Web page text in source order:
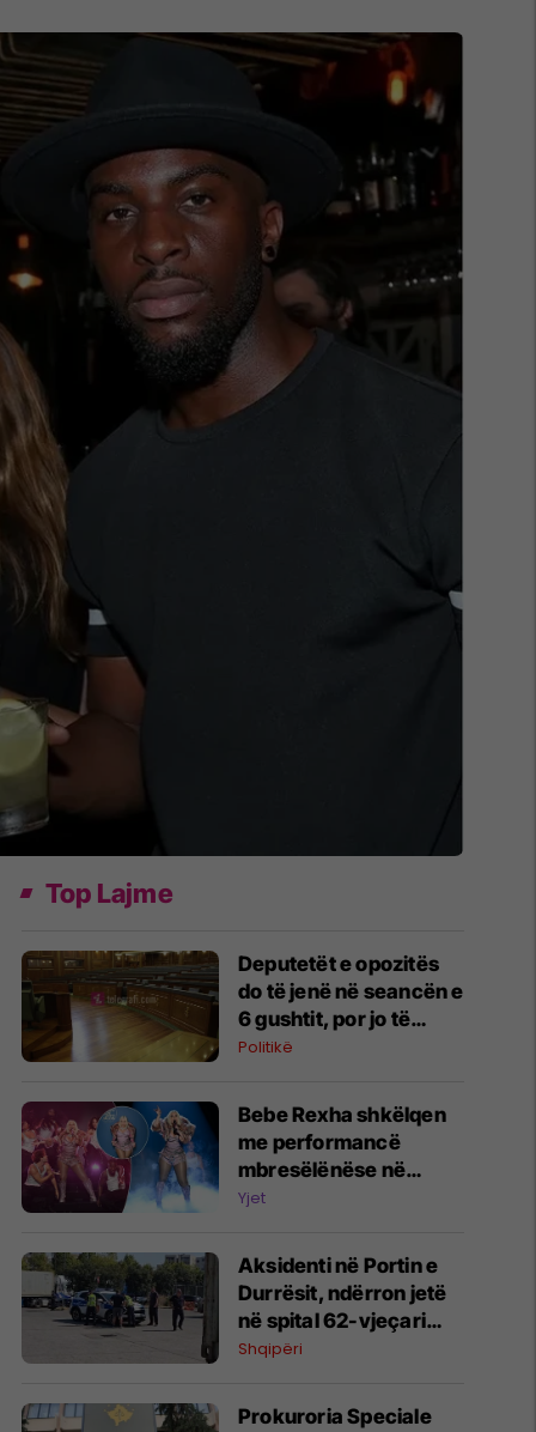
Top Lajme
Deputetët e opozitës
do të jenë në seancën e
6 gushtit, por jo të
gjithë mbështesin
Politikë
Bebe Rexha shkëlqen
me performancë
mbresëlënëse në
emisionin e famshëm
Show" të Jimmy Fallon
Yjet
Aksidenti në Portin e
Durrësit, ndërron jetë
në spital 62-vjeçari
nga Kosova
Shqipëri
Prokuroria Speciale